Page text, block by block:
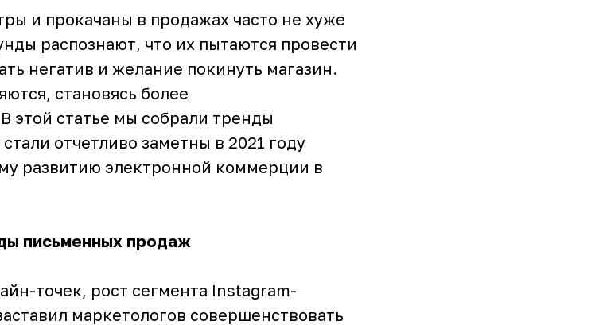
и прокачаны в продажах часто не хуже
распознают, что их пытаются провести
негатив и желание покинуть магазин.
становясь более
этой статье мы собрали тренды
отчетливо заметны в 2021 году
развитию электронной коммерции в
письменных продаж
точек, рост сегмента Instagram-
маркетологов совершенствовать